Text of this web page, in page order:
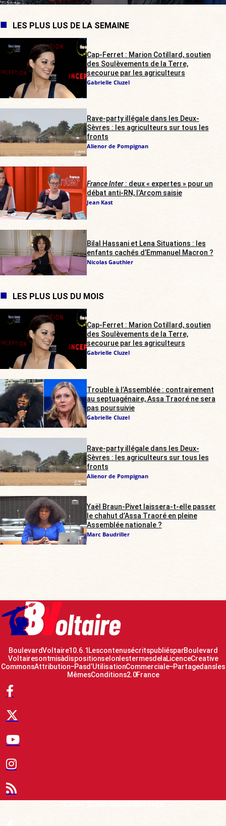
LES PLUS LUS DE LA SEMAINE
Cap-Ferret : Marion Cotillard, soutien
des Soulèvements de la Terre,
secourue par les agriculteurs
Gabrielle Cluzel
Rave-party illégale dans les Deux-
Sèvres : les agriculteurs sur tous les
fronts
Alienor de Pompignan
France Inter: deux « expertes » pour un
débat anti-RN, l’Arcom saisie
Jean Kast
Bilal Hassani et Lena Situations : les
enfants cachés d’Emmanuel Macron ?
Nicolas Gauthier
LES PLUS LUS DU MOIS
Cap-Ferret : Marion Cotillard, soutien
des Soulèvements de la Terre,
secourue par les agriculteurs
Gabrielle Cluzel
Trouble à l’Assemblée : contrairement
au septuagénaire, Assa Traoré ne sera
pas poursuivie
Gabrielle Cluzel
Rave-party illégale dans les Deux-
Sèvres : les agriculteurs sur tous les
fronts
Alienor de Pompignan
Yaël Braun-Pivet laissera-t-elle passer
le chahut d’Assa Traoré en pleine
Assemblée nationale ?
Marc Baudriller
Boulevard Voltaire 10.6.1 Les contenus écrits publiés par Boulevard
Voltaire sont mis à disposition selon les termes de la Licence Creative
Commons Attribution – Pas d’Utilisation Commerciale – Partage dans les
Mêmes Conditions 2.0 France